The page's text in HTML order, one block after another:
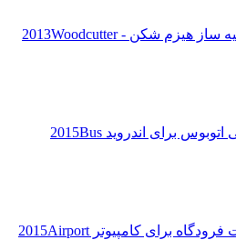
شکن - 2013Woodcutter
برای اندروید 2015Bus
برای کامپیوتر 2015Airport